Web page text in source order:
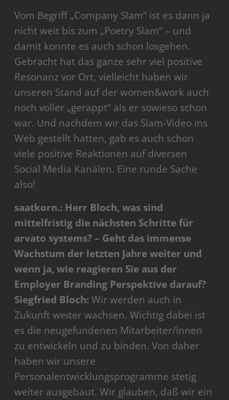
Vom Begriff „Company Slam“ ist es dann ja
nicht weit bis zum „Poetry Slam“ – und
damit konnte es auch schon losgehen.
Gebracht hat das ganze sehr viel positive
Resonanz vor Ort, vielleicht haben wir
unseren Stand auf der women&work auch
noch voller „gerappt“ als er sowieso schon
war. Und nachdem wir das Slam-Video ins
Web gestellt hatten, gab es auch schon
viele positive Reaktionen auf diversen
Social Media Kanälen. Eine runde Sache
also!
saatkorn.: Herr Bloch, was sind
mittelfristig die nächsten Schritte für
arvato systems? – Geht das immense
Wachstum der letzten Jahre weiter und
wenn ja, wie reagieren Sie aus der
Employer Branding Perspektive darauf?
Siegfried Bloch: Wir werden auch in
Zukunft weiter wachsen. Wichtig dabei ist
es die neugefundenen Mitarbeiter/innen
zu entwickeln und zu binden. Von daher
haben wir unsere
Personalentwicklungsprogramme stetig
weiter ausgebaut. Wir glauben, daß wir ein